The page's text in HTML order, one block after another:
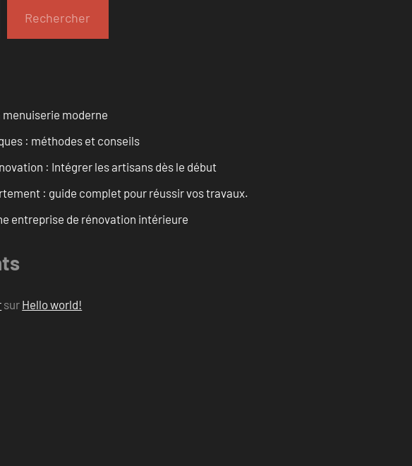
Rechercher
moderne
: méthodes et conseils
: Intégrer les artisans dès le début
: guide complet pour réussir vos travaux.
entreprise de rénovation intérieure
sur Hello world!